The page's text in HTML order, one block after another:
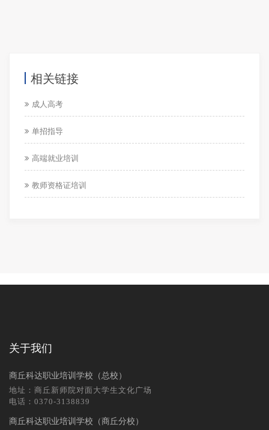
相关链接
成人高考
单招指导
高端就业培训
教师资格证培训
关于我们
商丘科达职业培训学校（总校）
地址：商丘新师院对面大学生文化广场
电话：0370-3138839
商丘科达职业培训学校（商丘分校）